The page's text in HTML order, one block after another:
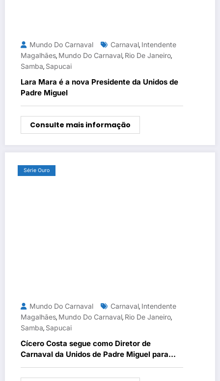
Mundo Do Carnaval Carnaval, Intendente
Magalhães, Mundo Do Carnaval, Rio De Janeiro,
Samba, Sapucai
Lara Mara é a nova Presidente da Unidos de
Padre Miguel
Consulte mais informação
Série Ouro
Mundo Do Carnaval Carnaval, Intendente
Magalhães, Mundo Do Carnaval, Rio De Janeiro,
Samba, Sapucai
Cícero Costa segue como Diretor de
Carnaval da Unidos de Padre Miguel para
2026